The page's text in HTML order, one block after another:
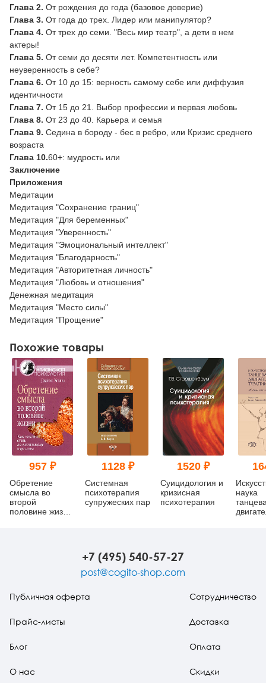
Глава 2. От рождения до года (базовое доверие)
Глава 3. От года до трех. Лидер или манипулятор?
Глава 4. От трех до семи. "Весь мир театр", а дети в нем
актеры!
Глава 5. От семи до десяти лет. Компетентность или
неуверенность в себе?
Глава 6. От 10 до 15: верность самому себе или диффузия
идентичности
Глава 7. От 15 до 21. Выбор профессии и первая любовь
Глава 8. От 23 до 40. Карьера и семья
Глава 9. Седина в бороду - бес в ребро, или Кризис среднего
возраста
Глава 10.60+: мудрость или
Заключение
Приложения
Медитации
Медитация "Сохранение границ"
Медитация "Для беременных"
Медитация "Уверенность"
Медитация "Эмоциональный интеллект"
Медитация "Благодарность"
Медитация "Авторитетная личность"
Медитация "Любовь и отношения"
Денежная медитация
Медитация "Место силы"
Медитация "Прощение"
Похожие товары
957 ₽
Обретение
смысла во
второй
половине жизни:
1128 ₽
Системная
психотерапия
супружеских пар
1520 ₽
Суицидология и
кризисная
психотерапия
наука
+7 (495) 540-57-27
post@cogito-shop.com
Публичная оферта
Прайс-листы
Блог
О нас
Сотрудничество
Доставка
Оплата
Скидки